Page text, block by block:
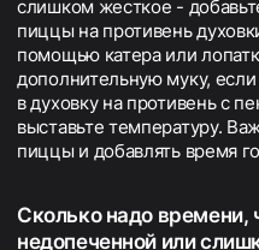
слишком жесткое -
пиццы на противень
помощью катера или
дополнительную муку,
в духовку на противень с
выставьте температуру.
пиццы и добавлять время
Сколько надо времени,
недопеченной или